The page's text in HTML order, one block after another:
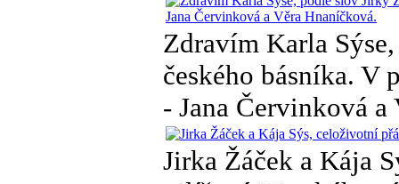
Zdravím Karla
českého básníka. V
- Jana Červinková
Jirka Žáček a Kája